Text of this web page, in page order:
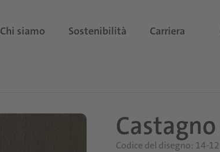
Chi siamo Sostenibilità Carriera
Codice del disegno: 14-